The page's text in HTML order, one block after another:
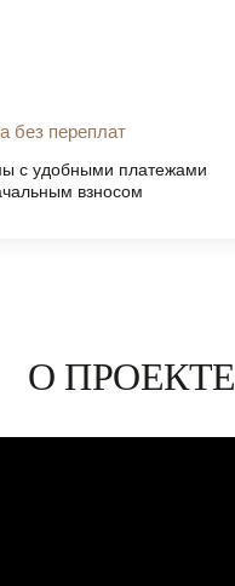
без переплат
с удобными платежами
взносом
О ПРОЕКТЕ